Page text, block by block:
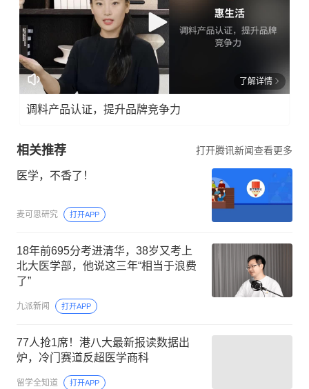
了解详情
调料产品认证，提升品牌竞争力
相关推荐 打开腾讯新闻查看更多
医学，不香了！
麦可思研究 打开APP
18年前695分考进清华，38岁又考上
北大医学部，他说这三年“相当于浪费
了”
九派新闻 打开APP
77人抢1席！港八大最新报读数据出
炉，冷门赛道反超医学商科
留学全知道 打开APP